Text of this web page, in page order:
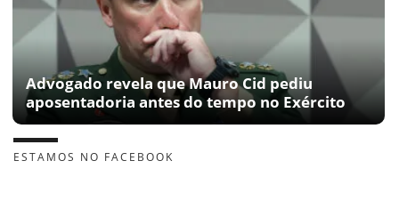
Advogado revela que Mauro Cid pediu
aposentadoria antes do tempo no Exército
ESTAMOS NO FACEBOOK